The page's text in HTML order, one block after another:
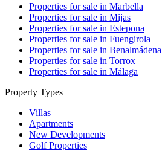
Properties for sale in Marbella
Properties for sale in Mijas
Properties for sale in Estepona
Properties for sale in Fuengirola
Properties for sale in Benalmádena
Properties for sale in Torrox
Properties for sale in Málaga
Property Types
Villas
Apartments
New Developments
Golf Properties